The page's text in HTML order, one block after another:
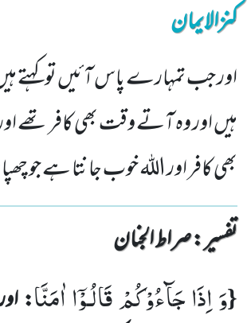
کنزالایمان
اور جب تمہارے پاس آئیں تو کہتے
ہیں اور وہ آتے وقت بھی کافر تھے
بھی کافر اور اللہ خوب جانتا ہے جو
تفسیر : ‎صراط الجنان
{وَ اِذَا جَآءُوْكُمْ قَالُـوْۤا اٰمَنَّا: